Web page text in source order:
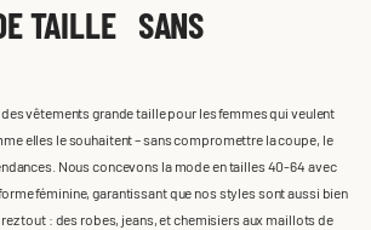
TAILLE SANS
vêtements grande taille pour les femmes qui veulent
elles le souhaitent – sans compromettre la coupe, le
Nous concevons la mode en tailles 40-64 avec
féminine, garantissant que nos styles sont aussi bien
tout : des robes, jeans, et chemisiers aux maillots de